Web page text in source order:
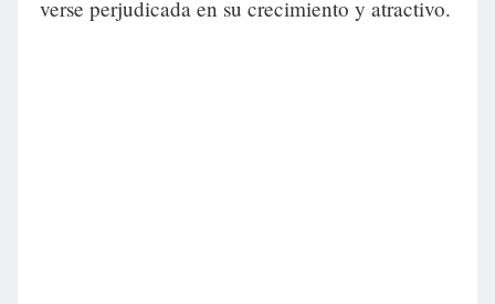
verse perjudicada en su crecimiento y atractivo.